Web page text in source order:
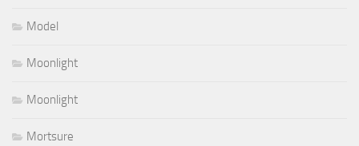
Model
Moonlight
Moonlight
Mortsure